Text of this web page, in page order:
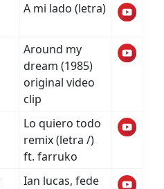
A mi lado (letra)
Around my
dream (1985)
original video
clip
Lo quiero todo
remix (letra /)
ft. farruko
Ian lucas, fede